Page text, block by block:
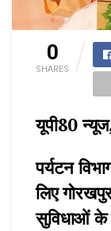
0
SHARES
यूपी80
पर्यटन
लिए
सुविधाओं के